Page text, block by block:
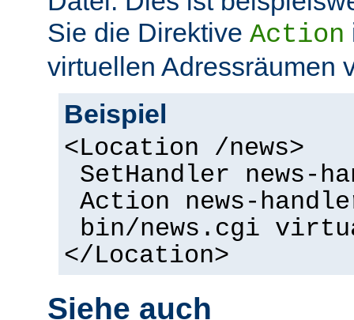
Sie die Direktive Action
virtuellen Adressräumen
Beispiel
<Location /news>
SetHandler news-
Action news-
bin/news.cgi
</Location>
Siehe auch